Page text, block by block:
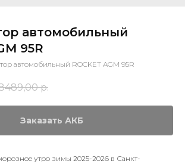
автомобильный
95R
автомобильный ROCKET AGM 95R
р.
Заказать АКБ
утро зимы 2025-2026 в Санкт-